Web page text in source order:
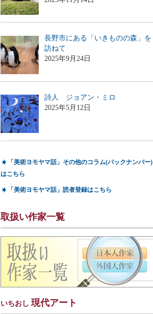
長野市にある「いきものの森」を
訪ねて
2025年9月24日
詩人 ジョアン・ミロ
2025年5月12日
➧
「美術ヨモヤマ話」その他のコラム(バックナンバー)
はこちら
➧ 「美術ヨモヤマ話」読者登録はこちら
取扱い作家一覧
いちおし 現代アート